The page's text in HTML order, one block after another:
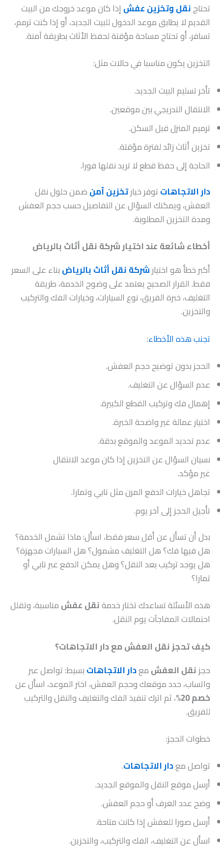
تحتاجنقل وتخزين عفشإذا كان موعد خروجك من البيت
القديم لا يطابق موعد الدخول للبيت الجديد، أو إذا كنت ترمم،
تسافر، أو تحتاج مساحة مؤقتة لحفظ الأثاث بطريقة آمنة.
التخزين يكون مناسبا في حالات مثل:
تأخر تسليم البيت الجديد.
الانتقال التدريجي بين موقعين.
ترميم المنزل قبل السكن.
تخزين أثاث زائد لفترة مؤقتة.
الحاجة إلى حفظ قطع لا تريد نقلها فورا.
دار الاتجاهاتتوفر خيارتخزين آمنضمن حلول نقل
العفش، ويمكنك السؤال عن التفاصيل حسب حجم العفش
ومدة التخزين المطلوبة.
أخطاء شائعة عند اختيار شركة نقل أثاث بالرياض
أكبر خطأ هو اختيارشركة نقل أثاث بالرياضبناء على السعر
فقط. القرار الصحيح يعتمد على وضوح الخدمة، طريقة
التغليف، خبرة الفريق، نوع السيارات، وخيارات الفك والتركيب
والتخزين.
تجنب هذه الأخطاء:
الحجز بدون توضيح حجم العفش.
عدم السؤال عن التغليف.
إهمال فك وتركيب القطع الكبيرة.
اختيار عمالة غير واضحة الخبرة.
عدم تحديد الموعد والموقع بدقة.
نسيان السؤال عن التخزين إذا كان موعد الانتقال
غير مؤكد.
تجاهل خيارات الدفع المرن مثل تابي وتمارا.
تأجيل الحجز إلى آخر يوم.
بدل أن تسأل عن أقل سعر فقط، اسأل: ماذا تشمل الخدمة؟
هل فيها فك؟ هل التغليف مشمول؟ هل السيارات مجهزة؟
هل يوجد تركيب بعد النقل؟ وهل يمكن الدفع عبر تابي أو
تمارا؟
هذه الأسئلة تساعدك تختار خدمةنقل عفشمناسبة، وتقلل
احتمالات المفاجآت يوم النقل.
كيف تحجز نقل العفش مع دار الاتجاهات؟
حجزنقل العفشمعدار الاتجاهاتبسيط: تواصل عبر
واتساب، حدد موقعك وحجم العفش، اختر الموعد، اسأل عن
خصم 20%
، ثم اترك تنفيذ الفك والتغليف والنقل والتركيب
للفريق.
خطوات الحجز:
تواصل معدار الاتجاهات.
أرسل موقع النقل والموقع الجديد.
وضح عدد الغرف أو حجم العفش.
أرسل صورا للعفش إذا كانت متاحة.
اسأل عن التغليف، الفك والتركيب، والتخزين.